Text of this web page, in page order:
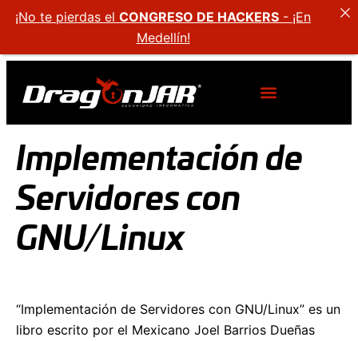
Implementación de
Servidores con
GNU/Linux
“Implementación de Servidores con GNU/Linux” es un
libro escrito por el Mexicano Joel Barrios Dueñas
¡No te pierdas el CONGRESO DE HACKERS - ¡En
Medellín!